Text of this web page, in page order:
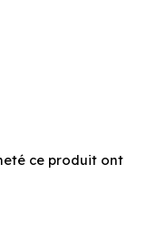
ce produit ont